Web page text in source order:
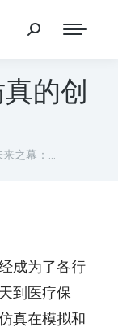
的创
来之幕：…
成为了各行
到医疗保
真在模拟和